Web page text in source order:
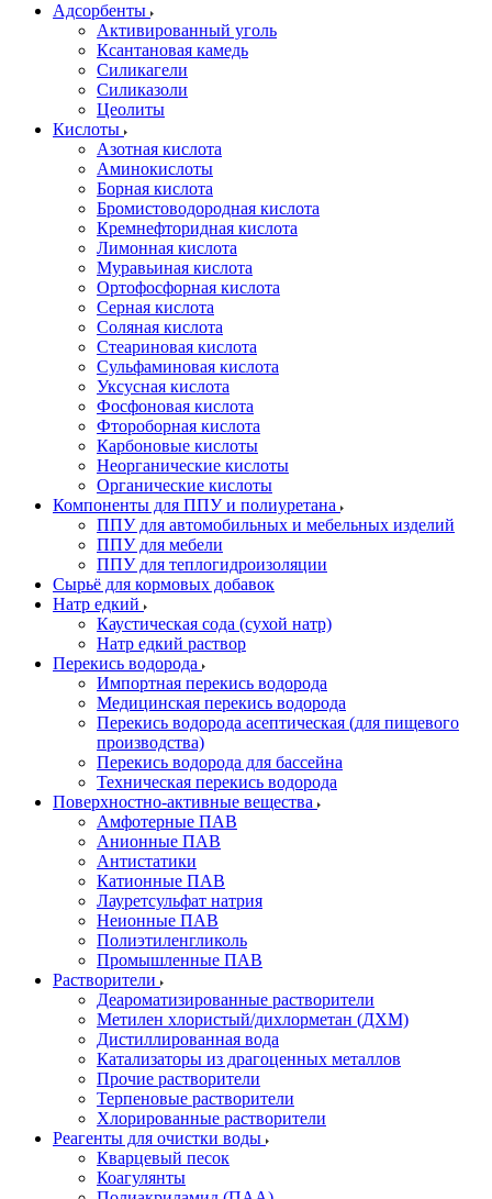
Адсорбенты
Активированный уголь
Ксантановая камедь
Силикагели
Силиказоли
Цеолиты
Кислоты
Азотная кислота
Аминокислоты
Борная кислота
Бромистоводородная кислота
Кремнефторидная кислота
Лимонная кислота
Муравьиная кислота
Ортофосфорная кислота
Серная кислота
Соляная кислота
Стеариновая кислота
Сульфаминовая кислота
Уксусная кислота
Фосфоновая кислота
Фтороборная кислота
Карбоновые кислоты
Неорганические кислоты
Органические кислоты
Компоненты для ППУ и полиуретана
ППУ для автомобильных и мебельных изделий
ППУ для мебели
ППУ для теплогидроизоляции
Сырьё для кормовых добавок
Натр едкий
Каустическая сода (сухой натр)
Натр едкий раствор
Перекись водорода
Импортная перекись водорода
Медицинская перекись водорода
Перекись водорода асептическая (для пищевого
производства)
Перекись водорода для бассейна
Техническая перекись водорода
Поверхностно-активные вещества
Амфотерные ПАВ
Анионные ПАВ
Антистатики
Катионные ПАВ
Лауретсульфат натрия
Неионные ПАВ
Полиэтиленгликоль
Промышленные ПАВ
Растворители
Деароматизированные растворители
Метилен хлористый/дихлорметан (ДХМ)
Дистиллированная вода
Катализаторы из драгоценных металлов
Прочие растворители
Терпеновые растворители
Хлорированные растворители
Реагенты для очистки воды
Кварцевый песок
Коагулянты